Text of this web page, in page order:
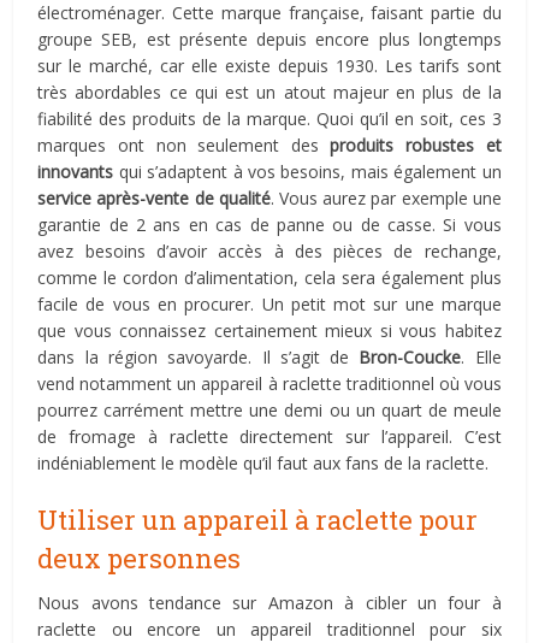
électroménager. Cette marque française, faisant partie du
groupe SEB, est présente depuis encore plus longtemps
sur le marché, car elle existe depuis 1930. Les tarifs sont
très abordables ce qui est un atout majeur en plus de la
fiabilité des produits de la marque. Quoi qu’il en soit, ces 3
marques ont non seulement desproduits robustes et
innovants qui s’adaptent à vos besoins, mais également un
service après-vente de qualité. Vous aurez par exemple une
garantie de 2 ans en cas de panne ou de casse. Si vous
avez besoins d’avoir accès à des pièces de rechange,
comme le cordon d’alimentation, cela sera également plus
facile de vous en procurer. Un petit mot sur une marque
que vous connaissez certainement mieux si vous habitez
dans la région savoyarde. Il s’agit de Bron-Coucke. Elle
vend notamment un appareil à raclette traditionnel où vous
pourrez carrément mettre une demi ou un quart de meule
de fromage à raclette directement sur l’appareil. C’est
indéniablement le modèle qu’il faut aux fans de la raclette.
Utiliser un appareil à raclette pour
deux personnes
Nous avons tendance sur Amazon à cibler un four à
raclette ou encore un appareil traditionnel pour six